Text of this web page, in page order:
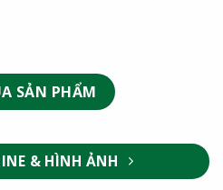
SẢN PHẨM
& HÌNH ẢNH